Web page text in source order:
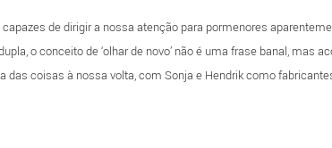
de dirigir a nossa atenção para pormenores
o conceito de ‘olhar de novo’ não é uma frase banal, mas
coisas à nossa volta, com Sonja e Hendrik como